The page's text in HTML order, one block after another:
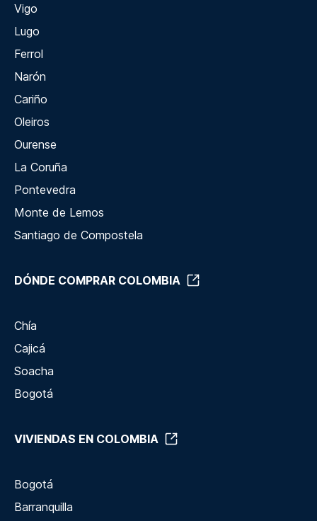
Vigo
Lugo
Ferrol
Narón
Cariño
Oleiros
Ourense
La Coruña
Pontevedra
Monte de Lemos
Santiago de Compostela
DÓNDE COMPRAR COLOMBIA
Chía
Cajicá
Soacha
Bogotá
VIVIENDAS EN COLOMBIA
Bogotá
Barranquilla